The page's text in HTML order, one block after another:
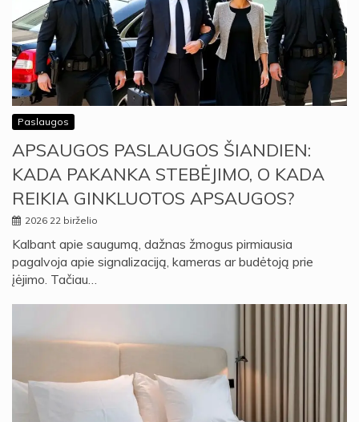
Paslaugos
APSAUGOS PASLAUGOS ŠIANDIEN:
KADA PAKANKA STEBĖJIMO, O KADA
REIKIA GINKLUOTOS APSAUGOS?
2026 22 birželio
Kalbant apie saugumą, dažnas žmogus pirmiausia
pagalvoja apie signalizaciją, kameras ar budėtoją prie
įėjimo. Tačiau…